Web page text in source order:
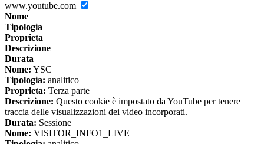
www.youtube.com
Nome
Tipologia
Proprieta
Descrizione
Durata
Nome: YSC
Tipologia: analitico
Proprieta: Terza parte
Descrizione: Questo cookie è impostato da YouTube per tenere
traccia delle visualizzazioni dei video incorporati.
Durata: Sessione
Nome: VISITOR_INFO1_LIVE